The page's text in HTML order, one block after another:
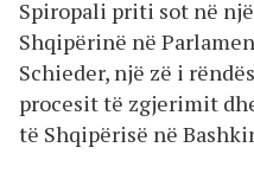
Spiropali priti sot në
Shqipërinë në
Schieder, një zë i
procesit të zgjerimit
të Shqipërisë në